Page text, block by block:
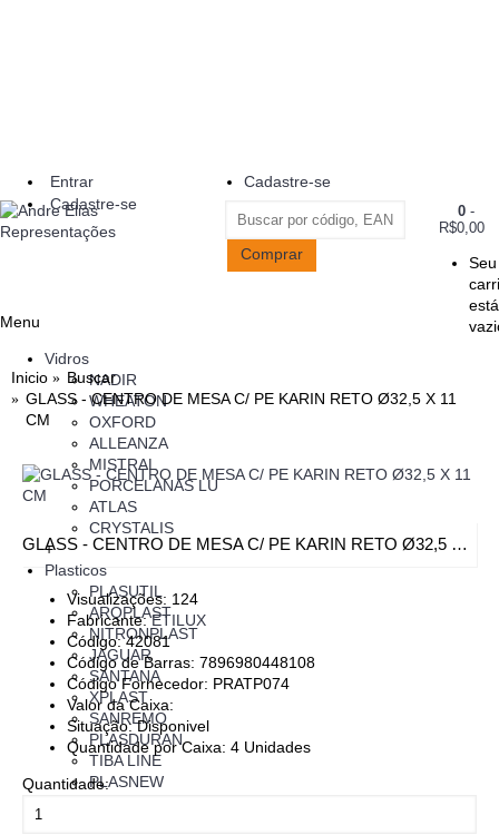
Entrar
Cadastre-se
Cadastre-se
Como
Comprar
0-
R$0,00
Seu
está
Menu
Vidros
NADIR
WHEATON
OXFORD
ALLEANZA
MISTRAL
PORCELANAS LU
ATLAS
CRYSTALIS
+
Plasticos
PLASUTIL
ARQPLAST
NITRONPLAST
JAGUAR
SANTANA
XPLAST
SANREMO
PLASDURAN
TIBA LINE
PLASNEW
Inicio
Buscar
GLASS - CENTRO DE MESA C/ PE KARIN RETO Ø32,5 X 11
CM
GLASS - CENTRO DE MESA C/ PE KARIN RETO Ø32,5 X 11 CM
Visualizações: 124
Fabricante:ETILUX
Código:42081
Código de Barras: 7896980448108
Código Fornecedor: PRATP074
Valor da Caixa:
Situação:Disponivel
Quantidade por Caixa: 4 Unidades
Quantidade: